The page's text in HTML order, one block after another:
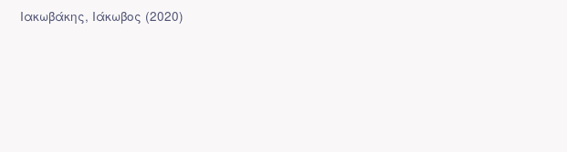
Ιακωβάκης, Ιάκωβος (2020)